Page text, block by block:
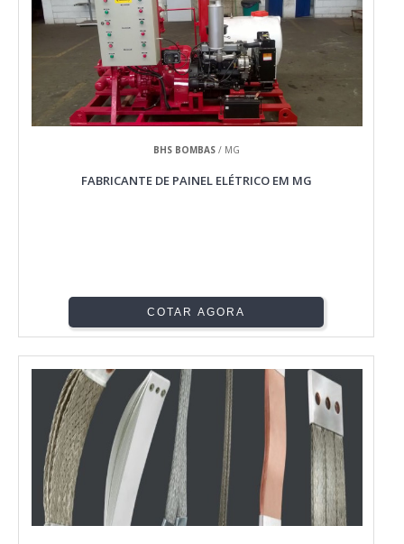
BHS BOMBAS/ MG
FABRICANTE DE PAINEL ELÉTRICO EM MG
COTAR AGORA